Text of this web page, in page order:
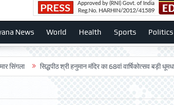
News World Health Sports Politics
सिद्धपीठ श्री हनुमान मंदिर का 68वां वार्षिकोत्सव बड़ी धूमधाम से